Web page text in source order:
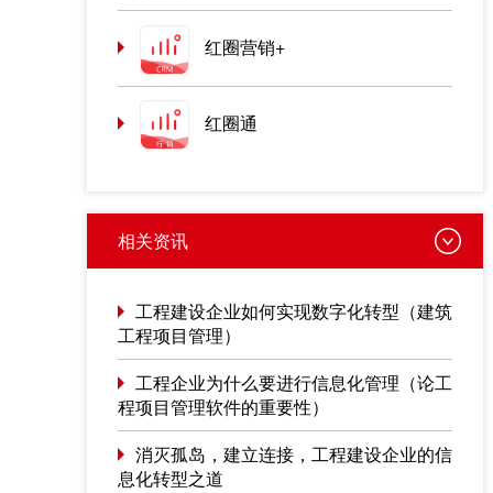
红圈营销+
红圈通
相关资讯
工程建设企业如何实现数字化转型（建筑
工程项目管理）
工程企业为什么要进行信息化管理（论工
程项目管理软件的重要性）
消灭孤岛，建立连接，工程建设企业的信
息化转型之道